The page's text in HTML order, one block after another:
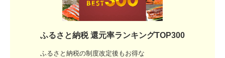
ふるさと納税 還元率ランキングTOP300
ふるさと納税の制度改定後もお得な